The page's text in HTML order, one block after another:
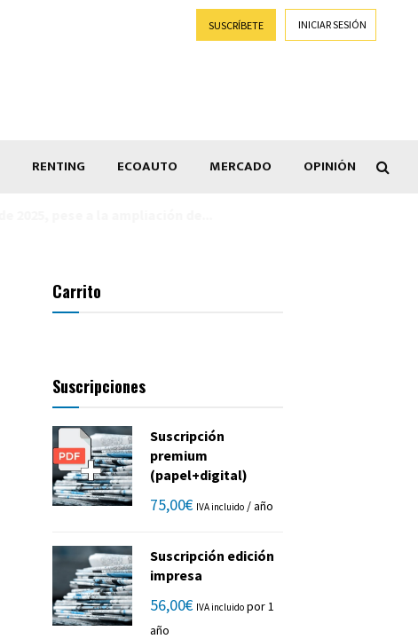
SUSCRÍBETE INICIAR SESIÓN
RENTING ECOAUTO MERCADO OPINIÓN
Carrito
Suscripciones
Suscripción
premium
(papel+digital)
75,00€ IVA incluido / año
Suscripción edición
impresa
56,00€ IVA incluido por 1
año